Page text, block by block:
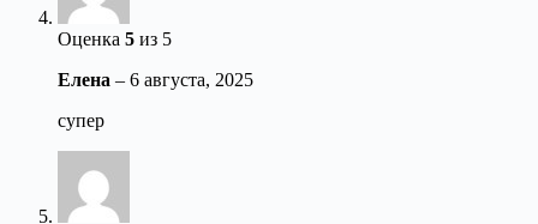
Оценка 5 из 5
Елена – 6 августа, 2025
супер